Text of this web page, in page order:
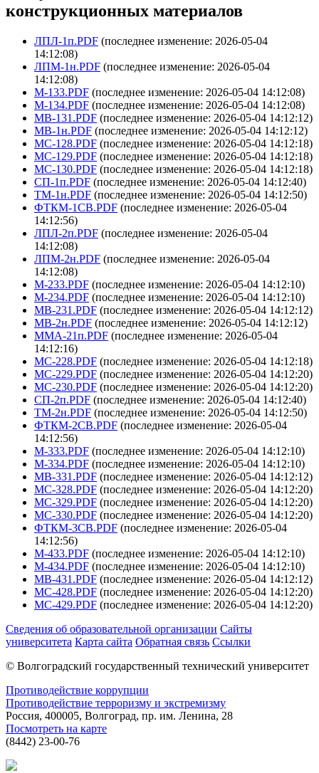
конструкционных материалов
ЛПЛ-1п.PDF (последнее изменение: 2026-05-04
14:12:08)
ЛПМ-1н.PDF (последнее изменение: 2026-05-04
14:12:08)
М-133.PDF (последнее изменение: 2026-05-04 14:12:08)
М-134.PDF (последнее изменение: 2026-05-04 14:12:08)
МВ-131.PDF (последнее изменение: 2026-05-04 14:12:12)
МВ-1н.PDF (последнее изменение: 2026-05-04 14:12:12)
МС-128.PDF (последнее изменение: 2026-05-04 14:12:18)
МС-129.PDF (последнее изменение: 2026-05-04 14:12:18)
МС-130.PDF (последнее изменение: 2026-05-04 14:12:18)
СП-1п.PDF (последнее изменение: 2026-05-04 14:12:40)
ТМ-1н.PDF (последнее изменение: 2026-05-04 14:12:50)
ФТКМ-1СВ.PDF (последнее изменение: 2026-05-04
14:12:56)
ЛПЛ-2п.PDF (последнее изменение: 2026-05-04
14:12:08)
ЛПМ-2н.PDF (последнее изменение: 2026-05-04
14:12:08)
М-233.PDF (последнее изменение: 2026-05-04 14:12:10)
М-234.PDF (последнее изменение: 2026-05-04 14:12:10)
МВ-231.PDF (последнее изменение: 2026-05-04 14:12:12)
МВ-2н.PDF (последнее изменение: 2026-05-04 14:12:12)
ММА-21п.PDF (последнее изменение: 2026-05-04
14:12:16)
МС-228.PDF (последнее изменение: 2026-05-04 14:12:18)
МС-229.PDF (последнее изменение: 2026-05-04 14:12:20)
МС-230.PDF (последнее изменение: 2026-05-04 14:12:20)
СП-2п.PDF (последнее изменение: 2026-05-04 14:12:40)
ТМ-2н.PDF (последнее изменение: 2026-05-04 14:12:50)
ФТКМ-2СВ.PDF (последнее изменение: 2026-05-04
14:12:56)
М-333.PDF (последнее изменение: 2026-05-04 14:12:10)
М-334.PDF (последнее изменение: 2026-05-04 14:12:10)
МВ-331.PDF (последнее изменение: 2026-05-04 14:12:12)
МС-328.PDF (последнее изменение: 2026-05-04 14:12:20)
МС-329.PDF (последнее изменение: 2026-05-04 14:12:20)
МС-330.PDF (последнее изменение: 2026-05-04 14:12:20)
ФТКМ-3СВ.PDF (последнее изменение: 2026-05-04
14:12:56)
М-433.PDF (последнее изменение: 2026-05-04 14:12:10)
М-434.PDF (последнее изменение: 2026-05-04 14:12:10)
МВ-431.PDF (последнее изменение: 2026-05-04 14:12:12)
МС-428.PDF (последнее изменение: 2026-05-04 14:12:20)
МС-429.PDF (последнее изменение: 2026-05-04 14:12:20)
Сведения об образовательной организации Сайты
университета Карта сайта Обратная связь Ссылки
© Волгоградский государственный технический университет
Противодействие коррупции
Противодействие терроризму и экстремизму
Россия, 400005, Волгоград, пр. им. Ленина, 28
Посмотреть на карте
(8442) 23-00-76